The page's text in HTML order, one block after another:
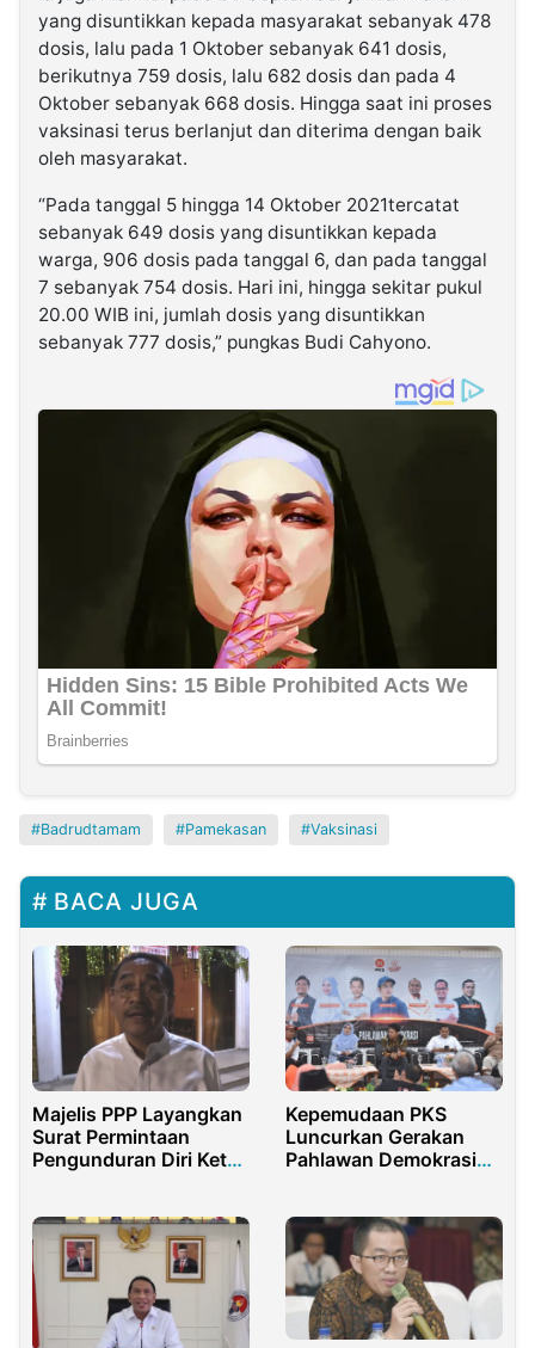
yang disuntikkan kepada masyarakat sebanyak 478
dosis, lalu pada 1 Oktober sebanyak 641 dosis,
berikutnya 759 dosis, lalu 682 dosis dan pada 4
Oktober sebanyak 668 dosis. Hingga saat ini proses
vaksinasi terus berlanjut dan diterima dengan baik
oleh masyarakat.
“Pada tanggal 5 hingga 14 Oktober 2021tercatat
sebanyak 649 dosis yang disuntikkan kepada
warga, 906 dosis pada tanggal 6, dan pada tanggal
7 sebanyak 754 dosis. Hari ini, hingga sekitar pukul
20.00 WIB ini, jumlah dosis yang disuntikkan
sebanyak 777 dosis,” pungkas Budi Cahyono.
Badrudtamam Pamekasan Vaksinasi
BACA JUGA
Majelis PPP Layangkan
Surat Permintaan
Pengunduran Diri Ketua
Kepemudaan PKS
Luncurkan Gerakan
Pahlawan Demokrasi